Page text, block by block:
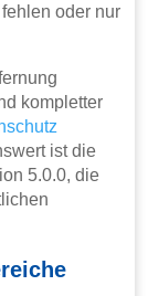
oder nur
kompletter
ist die
5.0.0, die